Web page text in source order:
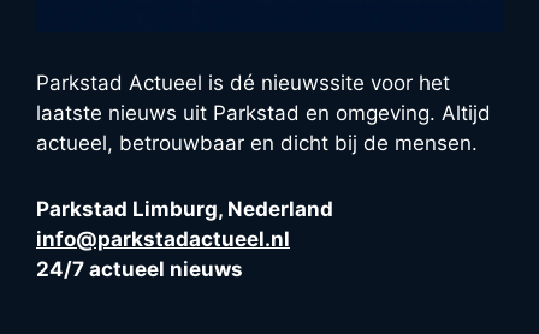
Parkstad Actueel is dé nieuwssite voor het
laatste nieuws uit Parkstad en omgeving. Altijd
actueel, betrouwbaar en dicht bij de mensen.
Parkstad Limburg, Nederland
info@parkstadactueel.nl
24/7 actueel nieuws